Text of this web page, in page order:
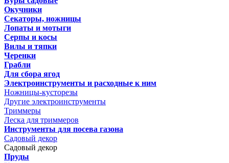
Окучники
Секаторы, ножницы
Лопаты и мотыги
Серпы и косы
Вилы и тяпки
Черенки
Грабли
Для сбора ягод
Электроинструменты и расходные к ним
Ножницы-кусторезы
Другие электроинструменты
Триммеры
Леска для триммеров
Инструменты для посева газона
Садовый декор
Садовый декор
Пруды